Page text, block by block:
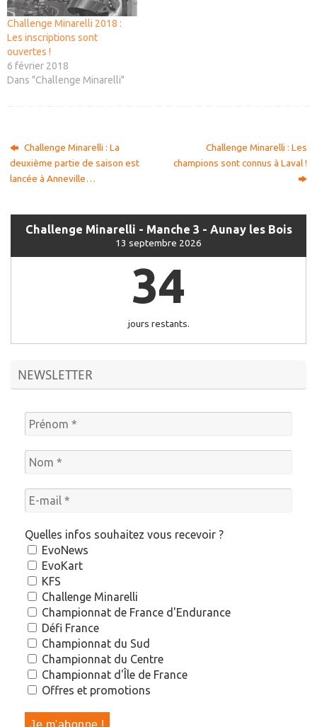
Challenge Minarelli 2018 :
Les inscriptions sont
ouvertes !
6 février 2018
Dans "Challenge Minarelli"
Challenge Minarelli : La
deuxième partie de saison est
lancée à Anneville…
Challenge Minarelli : Les
champions sont connus à Laval !
Challenge Minarelli - Manche 3 - Aunay les Bois
13 septembre 2026
34
jours restants.
NEWSLETTER
Quelles infos souhaitez vous recevoir ?
EvoNews
EvoKart
KFS
Challenge Minarelli
Championnat de France d'Endurance
Défi France
Championnat du Sud
Championnat du Centre
Championnat d'Île de France
Offres et promotions